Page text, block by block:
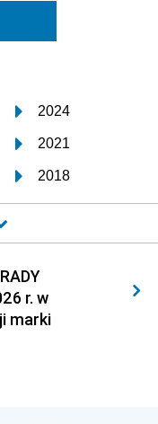
2024
2021
2018
2015
2012
2009
2006
r. w
marki